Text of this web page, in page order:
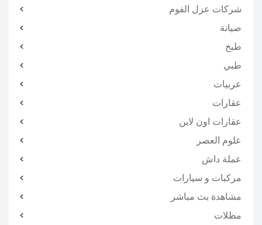
شركات عزل الفوم
صيانة
طبخ
طبي
عربيات
عقارات
عقارات اون لاين
علوم العصر
عملة داش
مركبات و سيارات
مشاهدة بث مباشر
مظلات